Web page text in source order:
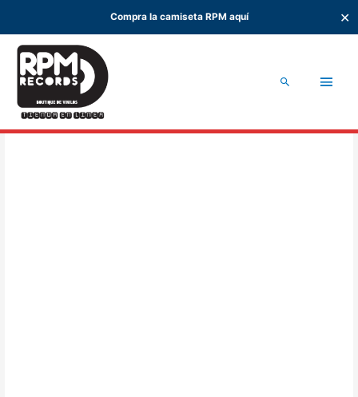
Compra la camiseta RPM aquí ✕
contenido
Buscar